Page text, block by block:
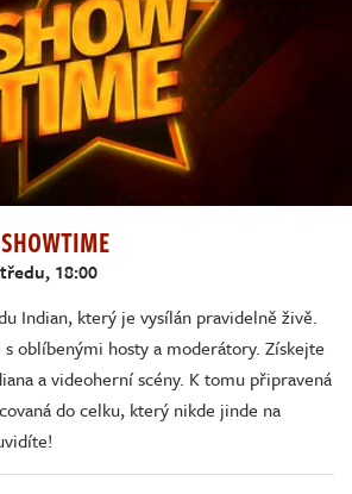
18:00
Indian, který je vysílán pravidelně živě.
s oblíbenými hosty a moderátory. Získejte
a videoherní scény. K tomu připravená
do celku, který nikde jinde na